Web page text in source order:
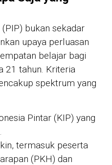
bukan sekadar
upaya perluasan
belajar bagi
21 tahun. Kriteria
spektrum yang
Pintar (KIP) yang
termasuk peserta
(PKH) dan